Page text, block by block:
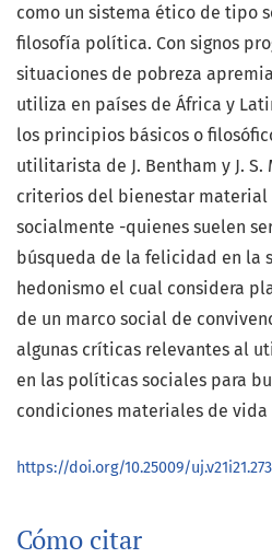
Cómo citar
como un sistema ético de tipo
filosofía política. Con signos
situaciones de pobreza
utiliza en países de África y
los principios básicos o
utilitarista de J. Bentham y J. S.
criterios del bienestar material
socialmente -quienes suelen
búsqueda de la felicidad en la
hedonismo el cual considera
de un marco social de
algunas críticas relevantes al
en las políticas sociales para
condiciones materiales de vida
https://doi.org/10.25009/